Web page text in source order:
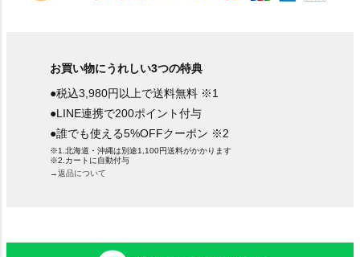
お買い物にうれしい3つの特典
●税込3,980円以上で送料無料 ※1
●LINE連携で200ポイント付与
●誰でも使える5%OFFクーポン ※2
※1.北海道・沖縄は別途1,100円送料がかかります
※2.カートに自動付与
→返品について